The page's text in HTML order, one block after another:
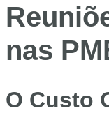
nas
O Custo